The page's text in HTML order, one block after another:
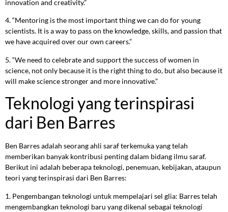
innovation and creativity.”
4. “Mentoring is the most important thing we can do for young
scientists. It is a way to pass on the knowledge, skills, and passion that
we have acquired over our own careers.”
5. “We need to celebrate and support the success of women in
science, not only because it is the right thing to do, but also because it
will make science stronger and more innovative.”
Teknologi yang terinspirasi
dari Ben Barres
Ben Barres adalah seorang ahli saraf terkemuka yang telah
memberikan banyak kontribusi penting dalam bidang ilmu saraf.
Berikut ini adalah beberapa teknologi, penemuan, kebijakan, ataupun
teori yang terinspirasi dari Ben Barres:
1. Pengembangan teknologi untuk mempelajari sel glia: Barres telah
mengembangkan teknologi baru yang dikenal sebagai teknologi